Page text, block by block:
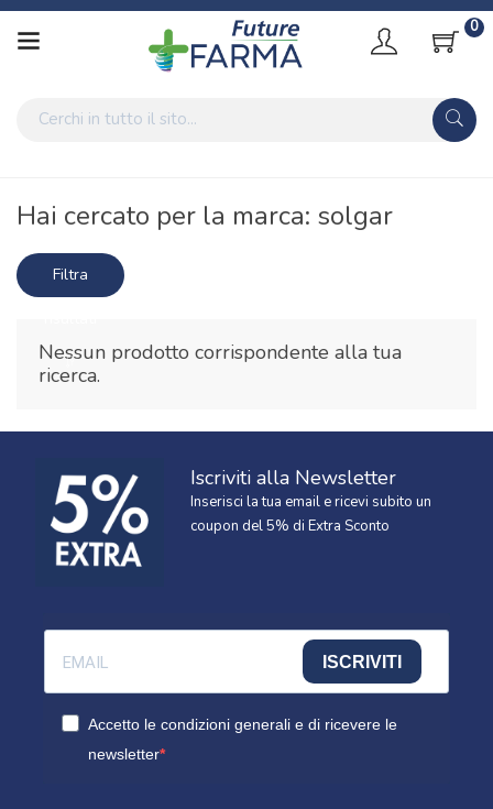
0
Home Marche parafarmaci solgar
Hai cercato per la marca: solgar
Filtra
Nessun prodotto corrispondente alla tua
ricerca.
Iscriviti alla Newsletter
Inserisci la tua email e ricevi subito un
coupon del 5% di Extra Sconto
ISCRIVITI
Accetto le condizioni generali e di ricevere le
newsletter